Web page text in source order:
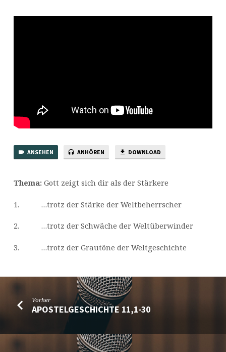
ANSEHEN ANHÖREN DOWNLOAD
Thema:Gott zeigt sich dir als der Stärkere
1. …trotz der Stärke der Weltbeherrscher
2. …trotz der Schwäche der Weltüberwinder
3. …trotz der Grautöne der Weltgeschichte
Vorher
APOSTELGESCHICHTE 11,1-30